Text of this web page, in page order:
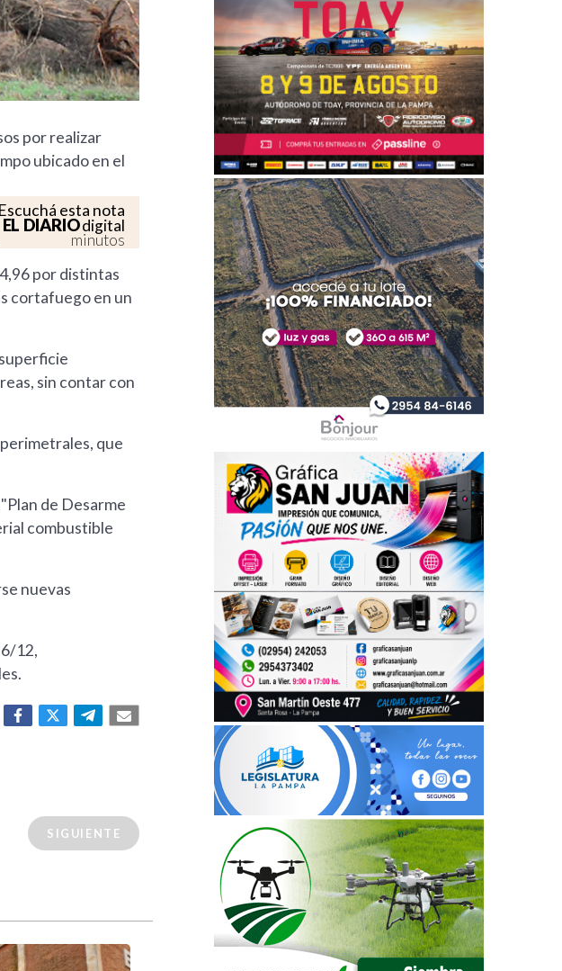
por realizar
ubicado en el
Escuchá esta nota
EL DIARIOdigital
minutos
por distintas
cortafuego en un
sin contar con
que
de Desarme
combustible
nuevas
12,
SIGUIENTE